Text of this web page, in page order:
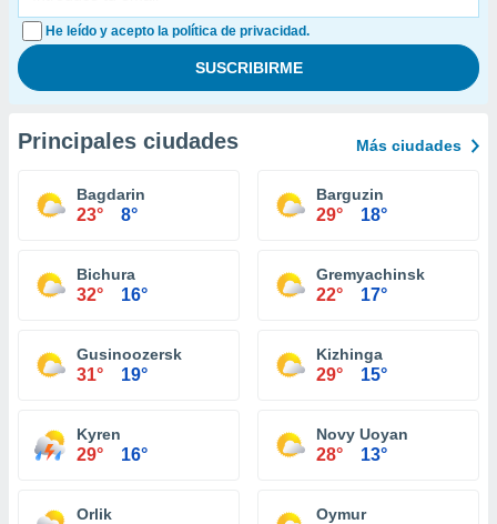
He leído y acepto la política de privacidad.
Principales ciudades Más ciudades
Bagdarin
23° 8°
Barguzin
29° 18°
Bichura
32° 16°
Gremyachinsk
22° 17°
Gusinoozersk
31° 19°
Kizhinga
29° 15°
Kyren
29° 16°
Novy Uoyan
28° 13°
Orlik Oymur